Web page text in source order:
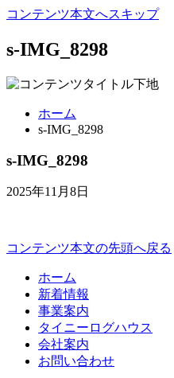
コンテンツ本文へスキップ
s-IMG_8298
ホーム
s-IMG_8298
s-IMG_8298
2025年11月8日
コンテンツ本文の先頭へ戻る
ホーム
新着情報
事業案内
タイニーログハウス
会社案内
お問い合わせ